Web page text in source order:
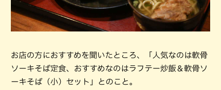
お店の方におすすめを聞いたところ、「人気なのは軟骨
ソーキそば定食、おすすめなのはラフテー炒飯＆軟骨ソ
ーキそば（小）セット」とのこと。